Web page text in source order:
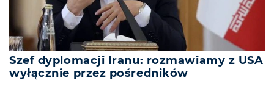
Szef dyplomacji Iranu: rozmawiamy z USA
wyłącznie przez pośredników